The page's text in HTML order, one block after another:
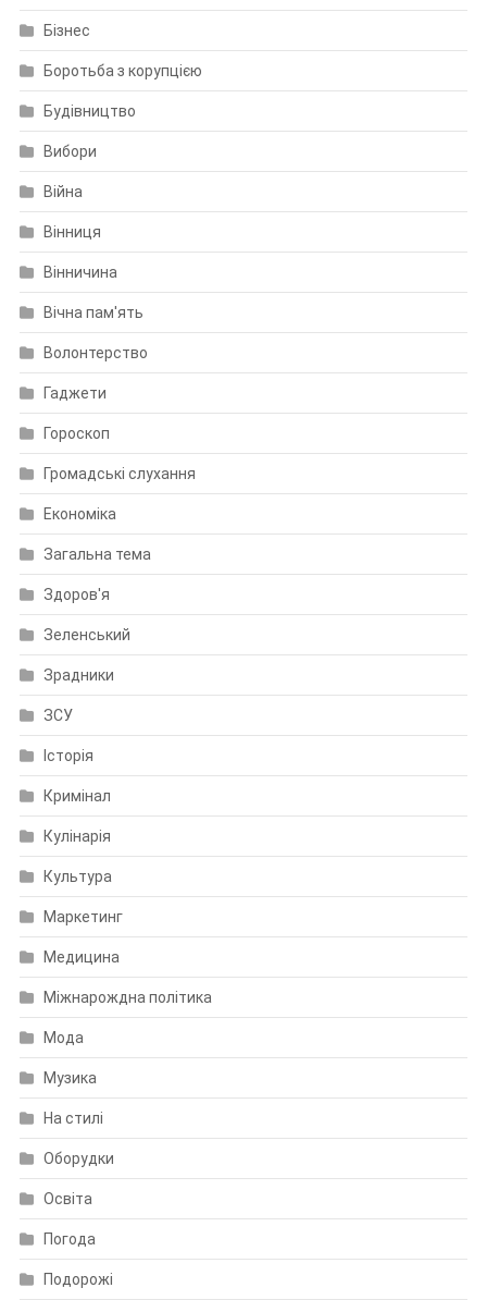
Бізнес
Боротьба з корупцією
Будівництво
Вибори
Війна
Вінниця
Вінничина
Вічна пам'ять
Волонтерство
Гаджети
Гороскоп
Громадські слухання
Економіка
Загальна тема
Здоров'я
Зеленський
Зрадники
ЗСУ
Історія
Кримінал
Кулінарія
Культура
Маркетинг
Медицина
Міжнарождна політика
Мода
Музика
На стилі
Оборудки
Освіта
Погода
Подорожі